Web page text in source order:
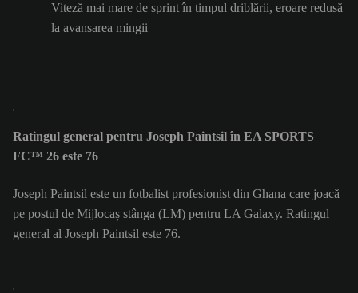
Viteză mai mare de sprint în timpul driblării, eroare redusă
la avansarea mingii
Ratingul general pentru Joseph Paintsil în EA SPORTS
FC™ 26 este 76
Joseph Paintsil este un fotbalist profesionist din Ghana care joacă
pe postul de Mijlocaș stânga (LM) pentru LA Galaxy. Ratingul
general al Joseph Paintsil este 76.